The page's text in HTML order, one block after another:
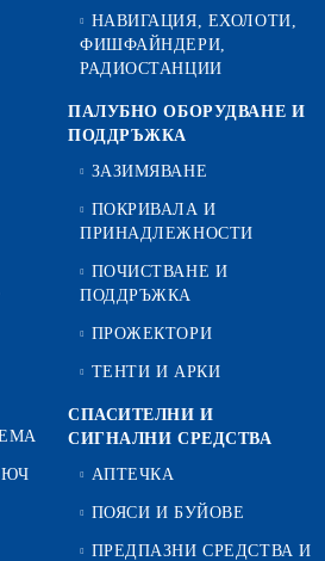
НАВИГАЦИЯ, ЕХОЛОТИ,
ФИШФАЙНДЕРИ,
РАДИОСТАНЦИИ
ПАЛУБНО ОБОРУДВАНЕ И
ПОДДРЪЖКА
ЗАЗИМЯВАНЕ
ПОКРИВАЛА И
ПРИНАДЛЕЖНОСТИ
ПОЧИСТВАНЕ И
ПОДДРЪЖКА
ПРОЖЕКТОРИ
ТЕНТИ И АРКИ
СПАСИТЕЛНИ И
СИГНАЛНИ СРЕДСТВА
АПТЕЧКА
ПОЯСИ И БУЙОВЕ
ПРЕДПАЗНИ СРЕДСТВА И